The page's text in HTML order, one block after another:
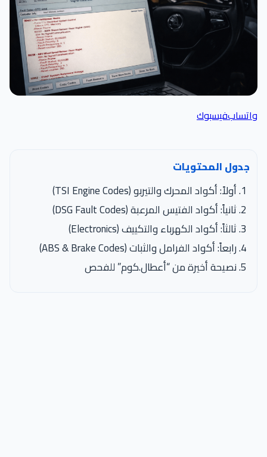
واتسابفيسبوك
جدول المحتويات
أولاً: أكواد المحرك والتيربو (TSI Engine Codes)
ثانياً: أكواد الفتيس المرعبة (DSG Fault Codes)
ثالثاً: أكواد الكهرباء والتكييف (Electronics)
رابعاً: أكواد الفرامل والثبات (ABS & Brake Codes)
نصيحة أخيرة من “أعطال.كوم” للفحص